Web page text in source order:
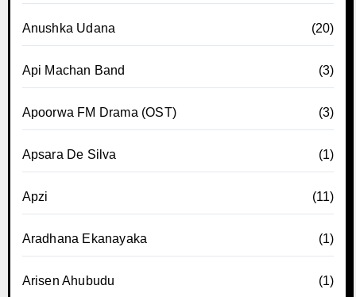
Anushka Udana (20)
Api Machan Band (3)
Apoorwa FM Drama (OST) (3)
Apsara De Silva (1)
Apzi (11)
Aradhana Ekanayaka (1)
Arisen Ahubudu (1)